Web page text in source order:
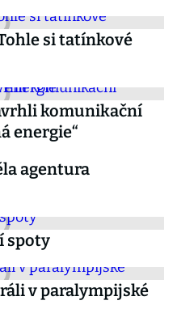
si tatínkové
komunikační
energie“
agentura
spoty
v paralympijské